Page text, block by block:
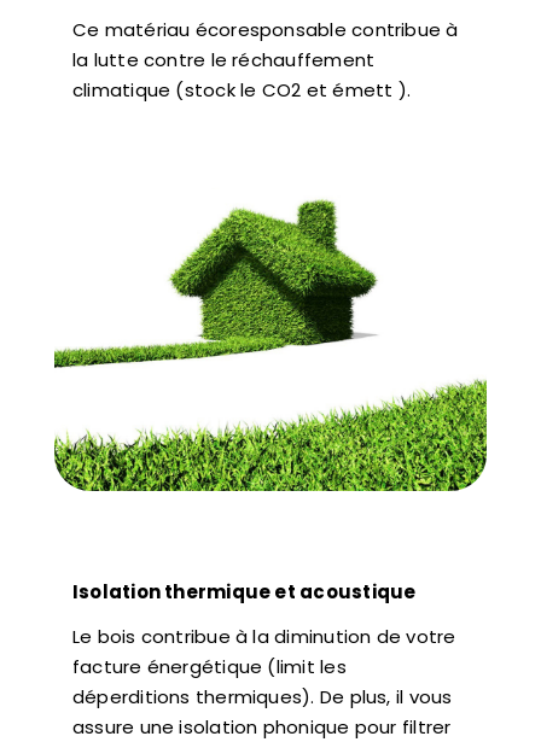
Ce matériau écoresponsable contribue à
la lutte contre le réchauffement
climatique (stock le CO2 et émett ).
Isolation thermique et acoustique
Le bois contribue à la diminution de votre
facture énergétique (limit les
déperditions thermiques). De plus, il vous
assure une isolation phonique pour filtrer